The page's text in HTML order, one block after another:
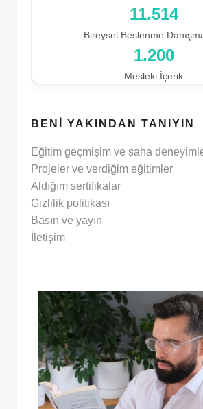
12.322
Bireysel Beslenme
1.200
Mesleki İçerik
BENI YAKINDAN TANIYIN
Eğitim geçmişim ve saha
Projeler ve verdiğim eğitimler
Aldığım sertifikalar
Gizlilik politikası
Basın ve yayın
İletişim